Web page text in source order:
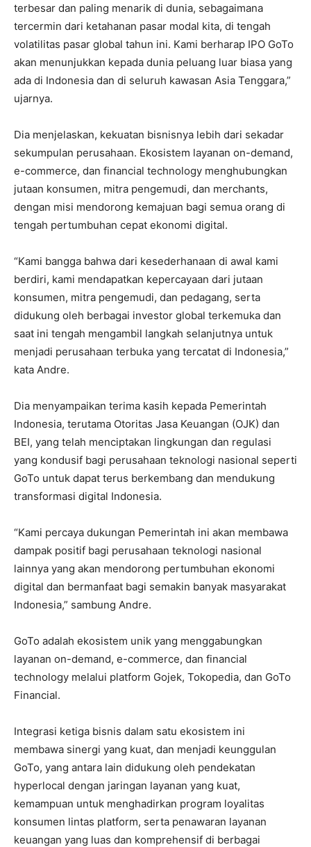
terbesar dan paling menarik di dunia, sebagaimana
tercermin dari ketahanan pasar modal kita, di tengah
volatilitas pasar global tahun ini. Kami berharap IPO GoTo
akan menunjukkan kepada dunia peluang luar biasa yang
ada di Indonesia dan di seluruh kawasan Asia Tenggara,”
ujarnya.
Dia menjelaskan, kekuatan bisnisnya lebih dari sekadar
sekumpulan perusahaan. Ekosistem layanan on-demand,
e-commerce, dan financial technology menghubungkan
jutaan konsumen, mitra pengemudi, dan merchants,
dengan misi mendorong kemajuan bagi semua orang di
tengah pertumbuhan cepat ekonomi digital.
“Kami bangga bahwa dari kesederhanaan di awal kami
berdiri, kami mendapatkan kepercayaan dari jutaan
konsumen, mitra pengemudi, dan pedagang, serta
didukung oleh berbagai investor global terkemuka dan
saat ini tengah mengambil langkah selanjutnya untuk
menjadi perusahaan terbuka yang tercatat di Indonesia,”
kata Andre.
Dia menyampaikan terima kasih kepada Pemerintah
Indonesia, terutama Otoritas Jasa Keuangan (OJK) dan
BEI, yang telah menciptakan lingkungan dan regulasi
yang kondusif bagi perusahaan teknologi nasional seperti
GoTo untuk dapat terus berkembang dan mendukung
transformasi digital Indonesia.
“Kami percaya dukungan Pemerintah ini akan membawa
dampak positif bagi perusahaan teknologi nasional
lainnya yang akan mendorong pertumbuhan ekonomi
digital dan bermanfaat bagi semakin banyak masyarakat
Indonesia,” sambung Andre.
GoTo adalah ekosistem unik yang menggabungkan
layanan on-demand, e-commerce, dan financial
technology melalui platform Gojek, Tokopedia, dan GoTo
Financial.
Integrasi ketiga bisnis dalam satu ekosistem ini
membawa sinergi yang kuat, dan menjadi keunggulan
GoTo, yang antara lain didukung oleh pendekatan
hyperlocal dengan jaringan layanan yang kuat,
kemampuan untuk menghadirkan program loyalitas
konsumen lintas platform, serta penawaran layanan
keuangan yang luas dan komprehensif di berbagai